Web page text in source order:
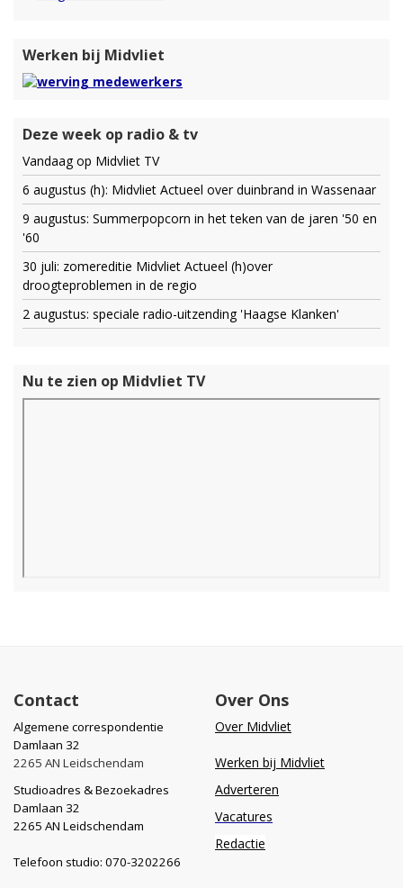
Werken bij Midvliet
Deze week op radio & tv
Vandaag op Midvliet TV
6 augustus (h): Midvliet Actueel over duinbrand in Wassenaar
9 augustus: Summerpopcorn in het teken van de jaren '50 en
'60
30 juli: zomereditie Midvliet Actueel (h)over
droogteproblemen in de regio
2 augustus: speciale radio-uitzending 'Haagse Klanken'
Nu te zien op Midvliet TV
Contact
Algemene correspondentie
Damlaan 32
2265 AN Leidschendam
Studioadres & Bezoekadres
Damlaan 32
2265 AN Leidschendam
Telefoon studio: 070-3202266
Over Ons
Over Midvliet
Werken bij Midvliet
Adverteren
Vacatures
Redactie